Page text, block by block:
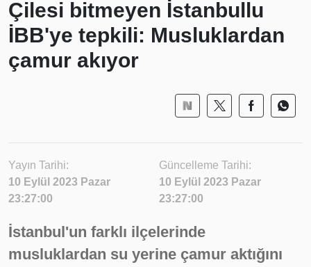
Çilesi bitmeyen İstanbullu
İBB'ye tepkili: Musluklardan
çamur akıyor
Yayın Tarihi:
10 Eylül 2023 Pazar
23:27:00
Güncelleme Tarihi:
10 Eylül 2023 Pazar
23:27:00
İstanbul'un farklı ilçelerinde
musluklardan su yerine çamur aktığını